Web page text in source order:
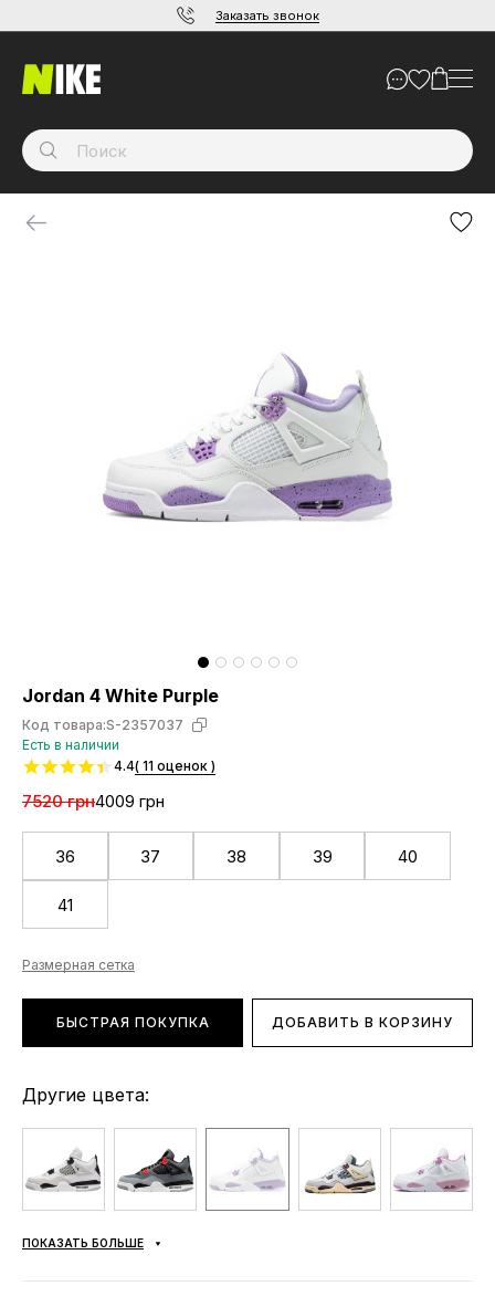
Заказать звонок
Jordan 4 White Purple
Код товара:S-2357037
Есть в наличии
4.4( 11 оценок )
7520 грн4009 грн
36 37 38 39 40
41
Размерная сетка
БЫСТРАЯ ПОКУПКА ДОБАВИТЬ В КОРЗИНУ
Другие цвета:
ПОКАЗАТЬ БОЛЬШЕ